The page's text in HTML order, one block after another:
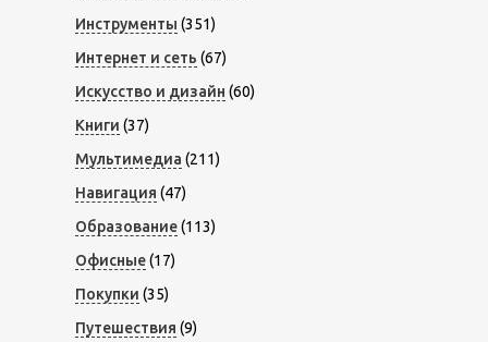
Инструменты (351)
Интернет и сеть (67)
Искусство и дизайн (60)
Книги (37)
Мультимедиа (211)
Навигация (47)
Образование(113)
Офисные(17)
Покупки (35)
Путешествия (9)